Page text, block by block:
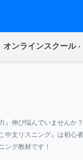
オンラインスクール
』伸び悩んでいませんか
中文リスニング』は初心
ング教材です！